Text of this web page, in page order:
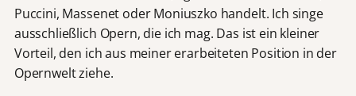
Puccini, Massenet oder Moniuszko handelt. Ich singe
ausschließlich Opern, die ich mag. Das ist ein kleiner
Vorteil, den ich aus meiner erarbeiteten Position in der
Opernwelt ziehe.